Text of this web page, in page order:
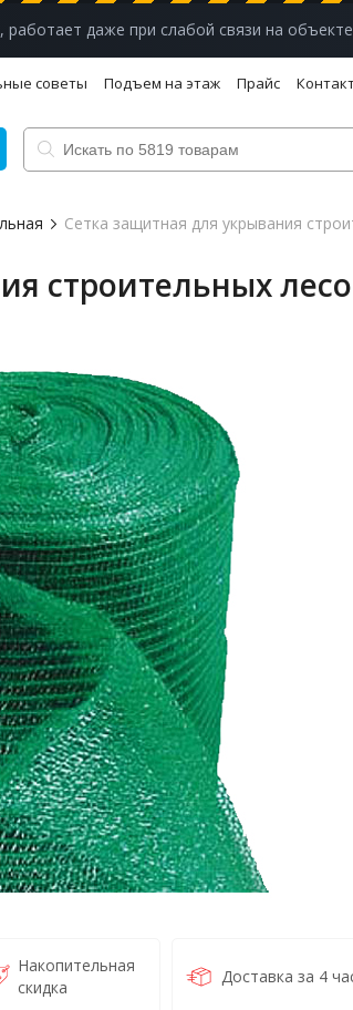
работает даже при слабой связи на объекте
советы Подъем на этаж Прайс
Сетка защитная для укрывания
строительных
Накопительная
скидка
Доставка за 4